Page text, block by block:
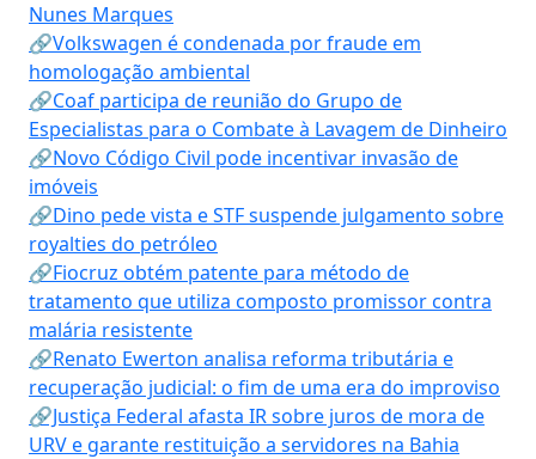
Nunes Marques
🔗Volkswagen é condenada por fraude em
homologação ambiental
🔗Coaf participa de reunião do Grupo de
Especialistas para o Combate à Lavagem de Dinheiro
🔗Novo Código Civil pode incentivar invasão de
imóveis
🔗Dino pede vista e STF suspende julgamento sobre
royalties do petróleo
🔗Fiocruz obtém patente para método de
tratamento que utiliza composto promissor contra
malária resistente
🔗Renato Ewerton analisa reforma tributária e
recuperação judicial: o fim de uma era do improviso
🔗Justiça Federal afasta IR sobre juros de mora de
URV e garante restituição a servidores na Bahia